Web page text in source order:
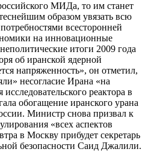
МИДа, то им станет
образом увязать всю
всесторонней
на инновационные
итоги 2009 года
об иранской ядерной
напряженность», он отметил,
несогласие Ирана «на
реактора в
обогащение иранского урана
Министр снова призвал к
«всех аспектов
в Москву прибудет секретарь
безопасности Саид Джалили.